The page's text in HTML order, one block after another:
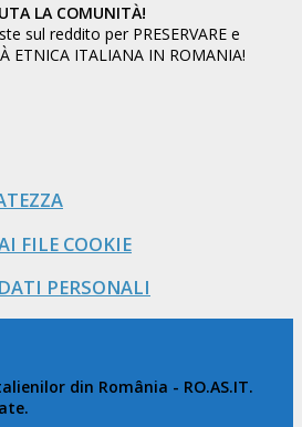
LA COMUNITÀ!
sul reddito per PRESERVARE e
ETNICA ITALIANA IN ROMANIA!
FILE COOKIE
PERSONALI
din România - RO.AS.IT.